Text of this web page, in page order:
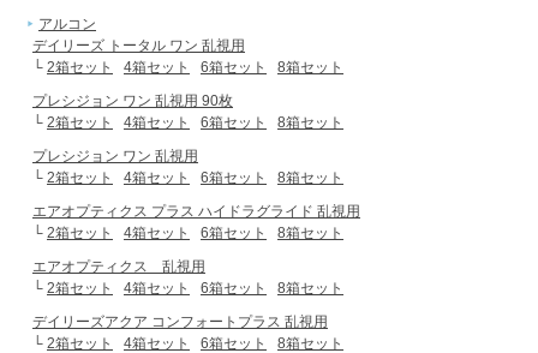
アルコン
デイリーズ トータル ワン 乱視用
└ 2箱セット 4箱セット 6箱セット
8箱セット
プレシジョン ワン 乱視用 90枚
└ 2箱セット 4箱セット 6箱セット
8箱セット
プレシジョン ワン 乱視用
└ 2箱セット 4箱セット 6箱セット
8箱セット
エアオプティクス プラス ハイドラグライド 乱視用
└ 2箱セット 4箱セット 6箱セット
8箱セット
エアオプティクス 乱視用
└ 2箱セット 4箱セット 6箱セット
8箱セット
デイリーズアクア コンフォートプラス 乱視用
└ 2箱セット 4箱セット 6箱セット
8箱セット